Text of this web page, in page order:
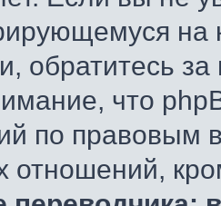
обратитесь
что
по правовым
отношений,